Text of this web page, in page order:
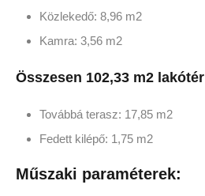
Közlekedő: 8,96 m2
Kamra: 3,56 m2
Összesen 102,33 m2 lakótér
Továbbá terasz: 17,85 m2
Fedett kilépő: 1,75 m2
Műszaki paraméterek: